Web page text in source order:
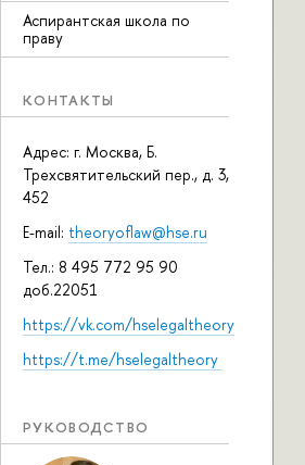
Аспирантская школа по
праву
КОНТАКТЫ
Адрес: г. Москва, Б.
Трехсвятительский пер., д. 3,
452
E-mail: theoryoflaw@hse.ru
Тел.: 8 495 772 95 90
доб.22051
https://vk.com/hselegaltheory
https://t.me/hselegaltheory
РУКОВОДСТВО